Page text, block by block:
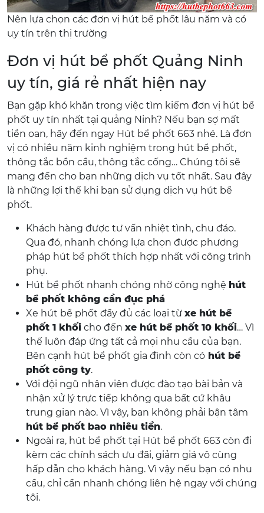
Nên lựa chọn các đơn vị hút bể phốt lâu năm và có
uy tín trên thị trường
Đơn vị hút bể phốt Quảng Ninh
uy tín, giá rẻ nhất hiện nay
Bạn gặp khó khăn trong việc tìm kiếm đơn vị hút bể
phốt uy tín nhất tại quảng Ninh? Nếu bạn sợ mất
tiền oan, hãy đến ngay Hút bể phốt 663 nhé. Là đơn
vị có nhiều năm kinh nghiệm trong hút bể phốt,
thông tắc bồn cầu, thông tắc cống… Chúng tôi sẽ
mang đến cho bạn những dịch vụ tốt nhất. Sau đây
là những lợi thế khi bạn sử dụng dịch vụ hút bể
phốt.
Khách hàng được tư vấn nhiệt tình, chu đáo.
Qua đó, nhanh chóng lựa chọn được phương
pháp hút bể phốt thích hợp nhất với công trình
phụ.
Hút bể phốt nhanh chóng nhờ công nghệ hút
bể phốt không cần đục phá
Xe hút bể phốt đầy đủ các loại từ xe hút bể
phốt 1 khối cho đến xe hút bể phốt 10 khối… Vì
thế luôn đáp ứng tất cả mọi nhu cầu của bạn.
Bên cạnh hút bể phốt gia đình còn có hút bể
phốt công ty.
Với đội ngũ nhân viên được đào tạo bài bản và
nhận xử lý trực tiếp không qua bất cứ khâu
trung gian nào. Vì vậy, bạn không phải bận tâm
hút bể phốt bao nhiêu tiền.
Ngoài ra, hút bể phốt tại Hút bể phốt 663 còn đi
kèm các chính sách ưu đãi, giảm giá vô cùng
hấp dẫn cho khách hàng. Vì vậy nếu bạn có nhu
cầu, chỉ cần nhanh chóng liên hệ ngay với chúng
tôi.